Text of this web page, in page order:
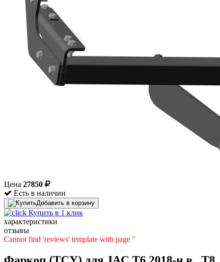
Цена 27850
Есть в наличии
Добавить в корзину
Купить в 1 клик
характеристики
отзывы
Cannot find 'reviews' template with page ''